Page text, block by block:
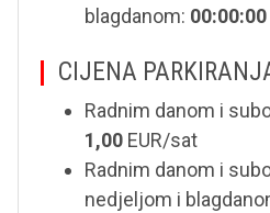
blagdanom:
CIJENA
Radnim danom i
1,00 EUR/sat
Radnim danom i
nedjeljom i